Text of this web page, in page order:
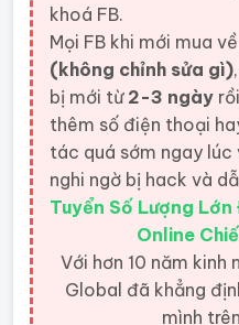
khoá FB.
Mọi FB khi mới mua
(không chỉnh sửa gì)
bị mới từ 2-3 ngày
thêm số điện thoại
tác quá sớm ngay lúc
nghi ngờ bị hack và
Tuyển Số Lượng
Online
Với hơn 10 năm kinh
Global đã khẳng
mình